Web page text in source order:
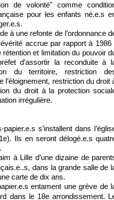
de volonté" comme
pour les enfants né.e.s
à une refonte de l’ordonnance
accrue par rapport à 1986
et limitation du pouvoir
d’assortir la reconduite à
du territoire, restriction
l’éloignement, restriction du droit
du droit à la protection
irrégulière.
papier.e.s s’installent dans
Ils en seront délogé.e.s
à Lille d’une dizaine de
dans la grande salle de
carte de dix ans.
entament une grève de
dans le 18e arrondissement.